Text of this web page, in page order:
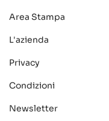
Area Stampa
L'azienda
Privacy
Condizioni
Newsletter